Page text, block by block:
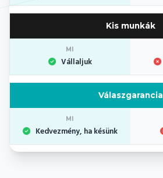
Kis munkák
Vállaljuk
Válaszgarancia
Kedvezmény, ha késünk